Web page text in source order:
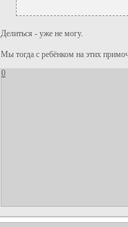
Делиться - уже не могу.
Мы тогда с ребёнком на этих
0